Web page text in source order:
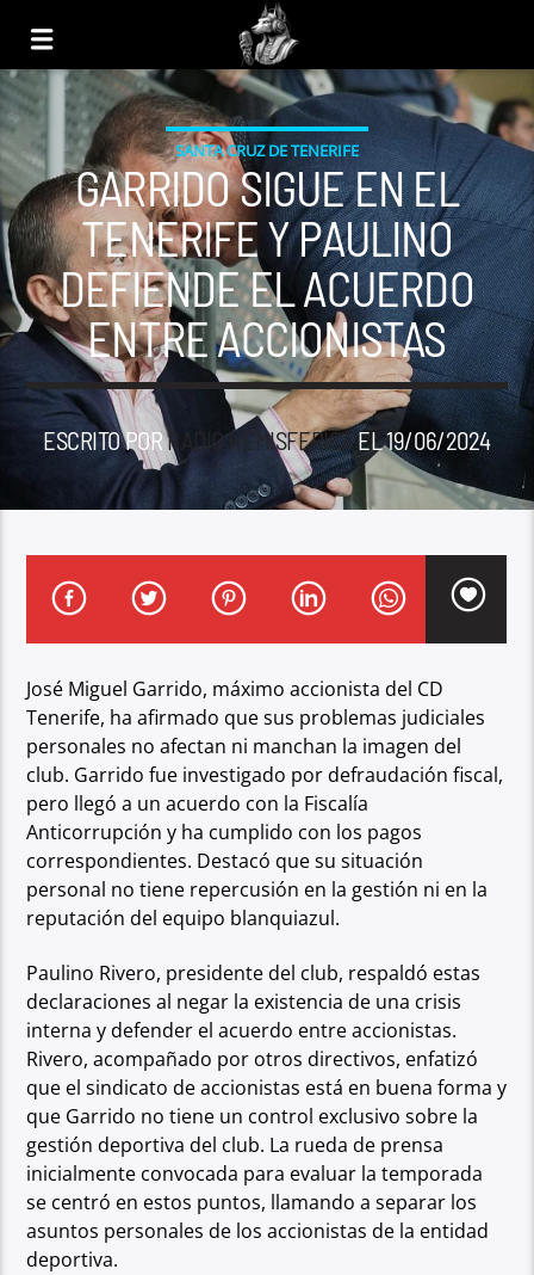
SANTA CRUZ DE TENERIFE
GARRIDO SIGUE EN EL
TENERIFE Y PAULINO
DEFIENDE EL ACUERDO
ENTRE ACCIONISTAS
ESCRITO PORRADIO HEMISFERICAEL 19/06/2024
José Miguel Garrido, máximo accionista del CD
Tenerife, ha afirmado que sus problemas judiciales
personales no afectan ni manchan la imagen del
club. Garrido fue investigado pordefraudación fiscal,
pero llegó a un acuerdo con la Fiscalía
Anticorrupción y ha cumplido con los pagos
correspondientes. Destacó que su situación
personal no tiene repercusión en la gestión ni en la
reputación del equipo blanquiazul.
Paulino Rivero, presidente del club, respaldó estas
declaraciones al negar la existencia de una crisis
interna y defender el acuerdo entre accionistas.
Rivero, acompañado por otrosdirectivos, enfatizó
que el sindicato de accionistas está en buena forma y
que Garrido notiene un control exclusivo sobre la
gestión deportiva del club. La rueda de prensa
inicialmente convocada para evaluar la temporada
se centró en estos puntos, llamando aseparar los
asuntos personales de los accionistas de la entidad
deportiva.